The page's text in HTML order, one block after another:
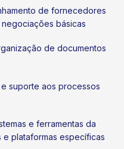
de fornecedores
básicas
de documentos
suporte aos processos
e ferramentas da
e plataformas específicas